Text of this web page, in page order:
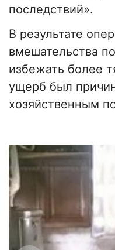
последствий».
В результате
вмешательства
избежать более
ущерб был
хозяйственным